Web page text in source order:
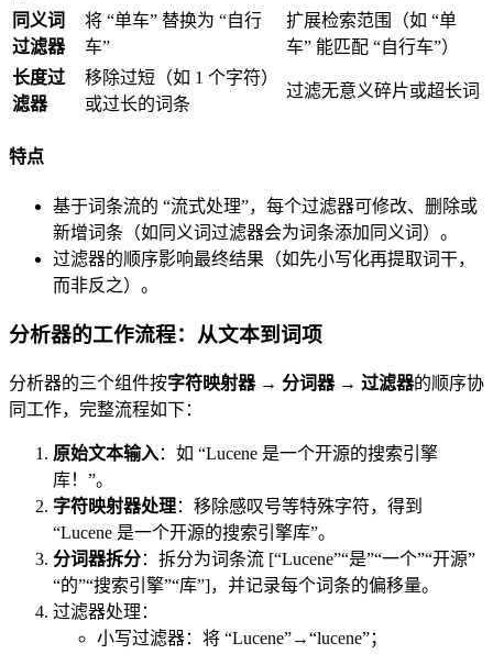
同义词
过滤器
将 “单车” 替换为 “自行
车”
扩展检索范围（如 “单
车” 能匹配 “自行车”）
长度过
滤器
移除过短（如 1 个字符）
或过长的词条
过滤无意义碎片或超长词
特点
基于词条流的 “流式处理”，每个过滤器可修改、删除或
新增词条（如同义词过滤器会为词条添加同义词）。
过滤器的顺序影响最终结果（如先小写化再提取词干，
而非反之）。
分析器的工作流程：从文本到词项
分析器的三个组件按字符映射器 → 分词器 → 过滤器的顺序协
同工作，完整流程如下：
原始文本输入：如 “Lucene 是一个开源的搜索引擎
库！”。
字符映射器处理：移除感叹号等特殊字符，得到
“Lucene 是一个开源的搜索引擎库”。
分词器拆分：拆分为词条流 [“Lucene”“是”“一个”“开源”
“的”“搜索引擎”“库”]，并记录每个词条的偏移量。
过滤器处理：
小写过滤器：将 “Lucene”→“lucene”；